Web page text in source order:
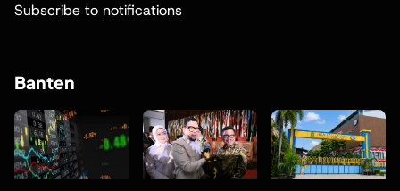
Subscribe to notifications
Banten